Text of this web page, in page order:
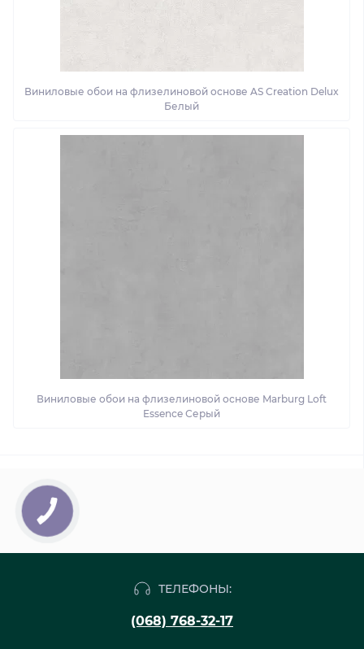
Виниловые обои на флизелиновой основе AS Creation Delux
Белый
Виниловые обои на флизелиновой основе Marburg Loft
Essence Серый
ТЕЛЕФОНЫ:
(068) 768-32-17